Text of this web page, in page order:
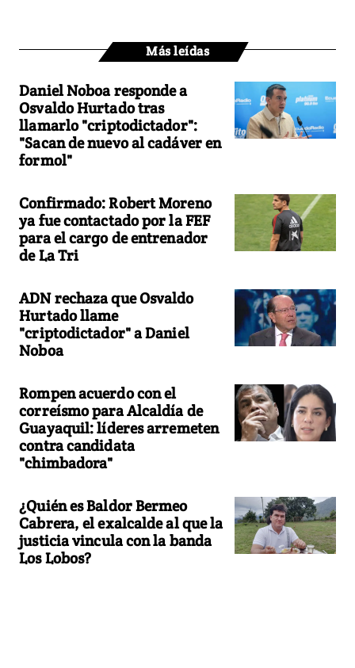
Más leídas
Daniel Noboa responde a
Osvaldo Hurtado tras
llamarlo "criptodictador":
"Sacan de nuevo al cadáver en
formol"
Confirmado: Robert Moreno
ya fue contactado por la FEF
para el cargo de entrenador
de La Tri
ADN rechaza que Osvaldo
Hurtado llame
"criptodictador" a Daniel
Noboa
Rompen acuerdo con el
correísmo para Alcaldía de
Guayaquil: líderes arremeten
contra candidata
"chimbadora"
¿Quién es Baldor Bermeo
Cabrera, el exalcalde al que la
justicia vincula con la banda
Los Lobos?